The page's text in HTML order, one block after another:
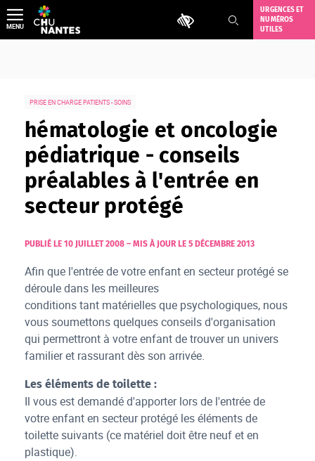
Aller
au
contenu
Outils d'accessibilité
URGENCES ET
NUMÉROS
UTILES
MENU
PRISE EN CHARGE PATIENTS - SOINS
hématologie et oncologie
pédiatrique - conseils
préalables à l'entrée en
secteur protégé
PUBLIÉ LE 10 JUILLET 2008 – MIS À JOUR LE 5 DÉCEMBRE 2013
Afin que l'entrée de votre enfant en secteur protégé se
déroule dans les meilleures
conditions tant matérielles que psychologiques, nous
vous soumettons quelques conseils d'organisation
qui permettront à votre enfant de trouver un univers
familier et rassurant dès son arrivée.
Les éléments de toilette :
Il vous est demandé d'apporter lors de l'entrée de
votre enfant en secteur protégé les éléments de
toilette suivants (ce matériel doit être neuf et en
plastique).